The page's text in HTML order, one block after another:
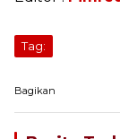
Tag:
Bagikan